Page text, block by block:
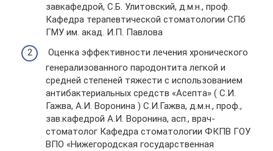
завкафедрой, С.Б. Улитовский, д.м.н., проф.
Кафедра терапевтической стоматологии СПб
ГМУ им. акад. И.П. Павлова
Оценка эффективности лечения хронического
генерализованного пародонтита легкой и
средней степеней тяжести с использованием
антибактериальных средств «Асепта» ( С.И.
Гажва, А.И. Воронина ) С.И.Гажва, д.м.н., проф.,
зав.кафедрой А.И. Воронина, асп., врач-
стоматолог Кафедра стоматологии ФКПВ ГОУ
ВПО «Нижегородская государственная